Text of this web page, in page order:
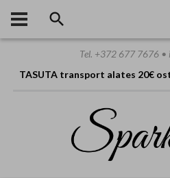
TASUTA transport alates 20€
Tel. +372 677 7676 •